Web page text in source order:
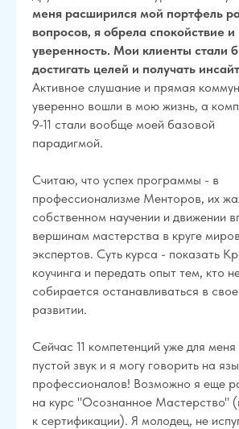
меня расширился мой портфель
вопросов, я обрела спокойствие и
уверенность. Мои клиенты стали
достигать целей и получать
Активное слушание и прямая
уверенно вошли в мою жизнь, а
9-11 стали вообще моей базовой
парадигмой.
Считаю, что успех программы - в
профессионализме Менторов, их
собственном научении и движении
вершинам мастерства в круге
экспертов. Суть курса - показать
коучинга и передать опыт тем, кто
собирается останавливаться в
развитии.
Сейчас 11 компетенций уже для меня
пустой звук и я могу говорить на
профессионалов! Возможно я еще
на курс "Осознанное Мастерство"
к сертификации). Я молодец, не